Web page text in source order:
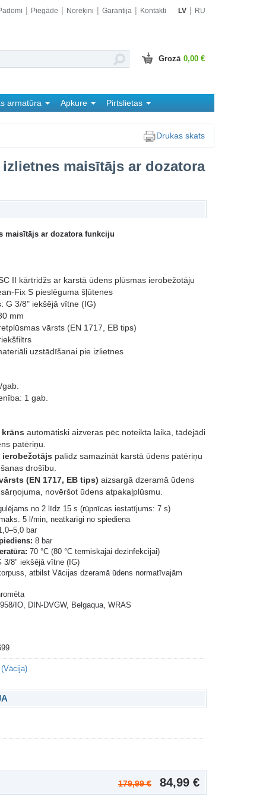
Piegāde Norēķini Garantija Kontakti LV RU
Grozā 0,00 €
armatūra Apkure
Pirtslietas
Drukas skats
izlietnes maisītājs ar dozatora
maisītājs ar dozatora funkciju
II kārtridžs ar karstā ūdens plūsmas ierobežotāju
Fix S pieslēguma šļūtenes
G 3/8" iekšējā vītne (IG)
mm
vārsts (EN 1717, EB tips)
uzstādīšanai pie izlietnes
1 gab.
krāns automātiski aizveras pēc noteikta laika, tādējādi
patēriņu.
ierobežotājs palīdz samazināt karstā ūdens patēriņu
drošību.
(EN 1717, EB tips) aizsargā dzeramā ūdens
novēršot ūdens atpakaļplūsmu.
no 2 līdz 15 s (rūpnīcas iestatījums: 7 s)
5 l/min, neatkarīgi no spiediena
bar
8 bar
70 °C (80 °C termiskajai dezinfekcijai)
3/8" iekšējā vītne (IG)
atbilst Vācijas dzeramā ūdens normatīvajām
IO, DIN-DVGW, Belgaqua, WRAS
179,99 € 84,99 €